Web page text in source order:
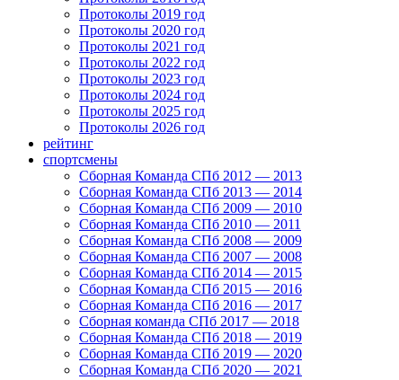
Протоколы 2019 год
Протоколы 2020 год
Протоколы 2021 год
Протоколы 2022 год
Протоколы 2023 год
Протоколы 2024 год
Протоколы 2025 год
Протоколы 2026 год
рейтинг
спортсмены
Сборная Команда СПб 2012 — 2013
Сборная Команда СПб 2013 — 2014
Сборная Команда СПб 2009 — 2010
Сборная Команда СПб 2010 — 2011
Сборная Команда СПб 2008 — 2009
Сборная Команда СПб 2007 — 2008
Сборная Команда СПб 2014 — 2015
Сборная Команда СПб 2015 — 2016
Сборная Команда СПб 2016 — 2017
Сборная команда СПб 2017 — 2018
Сборная Команда СПб 2018 — 2019
Сборная Команда СПб 2019 — 2020
Сборная Команда СПб 2020 — 2021